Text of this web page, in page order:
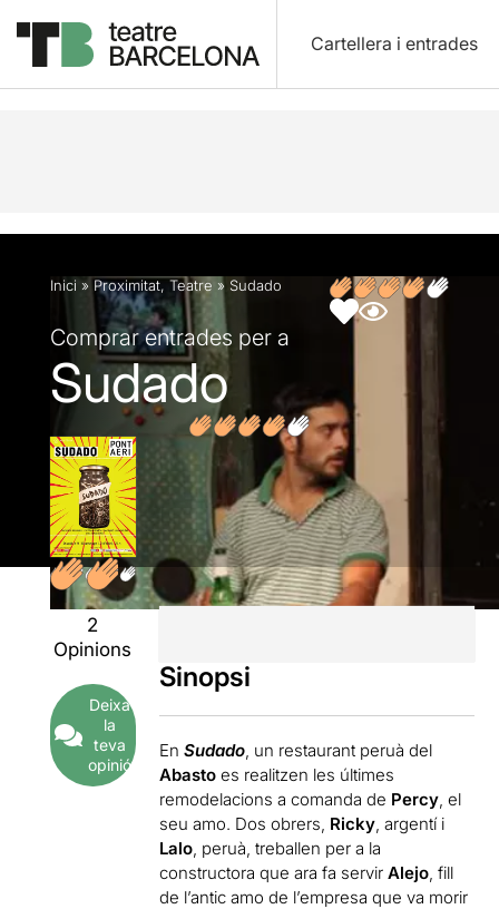
Cartellera i entrades
Descripció Fitxa artística Opinions
Inici » Proximitat, Teatre » Sudado
Comprar entrades per a
Sudado
2
Opinions
Deixa
la
teva
opinió
Sinopsi
EnSudado , un restaurant peruà del
Abasto es realitzen les últimes
remodelacions a comanda de Percy , el
seu amo. Dos obrers, Ricky , argentí i
Lalo , peruà, treballen per a la
constructora que ara fa servirAlejo , fill
de l’antic amo de l’empresa que va morir